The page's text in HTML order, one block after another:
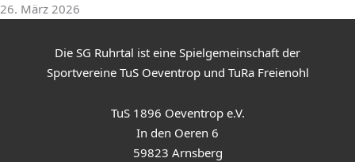
26. März 2026
Die SG Ruhrtal ist eine Spielgemeinschaft der
Sportvereine TuS Oeventrop und TuRa Freienohl
TuS 1896 Oeventrop e.V.
In den Oeren 6
59823 Arnsberg